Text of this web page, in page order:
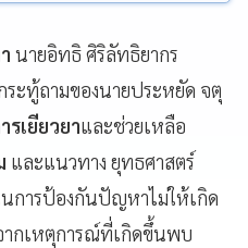
นายอิทธิ ศิริลัทธิยากร
ะทู้ถามของนายประหยัด จตุ
รเยียวยาและช่วยเหลือ
และแนวทาง ยุทธศาสตร์
นการป้องกันปัญหาไม่ให้เกิด
กเหตุการณ์ที่เกิดขึ้นพบ